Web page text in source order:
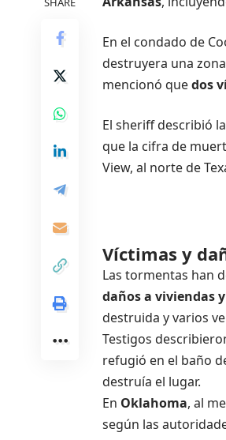
En el condado de
destruyera una
mencionó quedos
El sheriff describió
que la cifra de
View, al norte de
Víctimas y
Las tormentas han
daños a viviendas
destruida y varios
Testigos
refugió en el baño
destruía el lugar.
En Oklahoma, al
según las